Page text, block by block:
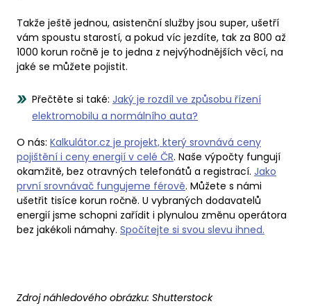
Takže ještě jednou, asistenční služby jsou super, ušetří
vám spoustu starostí, a pokud víc jezdíte, tak za 800 až
1000 korun ročně je to jedna z nejvýhodnějších věcí, na
jaké se můžete pojistit.
Přečtěte si také: Jaký je rozdíl ve způsobu řízení
elektromobilu a normálního auta?
O nás: Kalkulátor.cz je projekt, který srovnává ceny
pojištění i ceny energií v celé ČR. Naše výpočty fungují
okamžitě, bez otravných telefonátů a registrací. Jako
první srovnávač fungujeme férově. Můžete s námi
ušetřit tisíce korun ročně. U vybraných dodavatelů
energií jsme schopni zařídit i plynulou změnu operátora
bez jakékoli námahy. Spočítejte si svou slevu ihned.
Zdroj náhledového obrázku: Shutterstock